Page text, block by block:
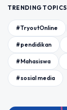
TRENDING TOPICS
#TryoutOnline
#pendidikan
#Mahasiswa
#sosial media